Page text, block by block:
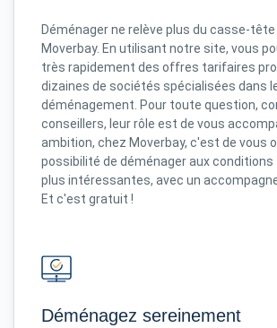
Déménager ne relève plus du casse-tête
Moverbay. En utilisant notre site, vous
très rapidement des offres tarifaires
dizaines de sociétés spécialisées dans
déménagement. Pour toute question,
conseillers, leur rôle est de vous
ambition, chez Moverbay, c'est de vous
possibilité de déménager aux
plus intéressantes, avec un
Et c'est gratuit !
Déménagez sereinement